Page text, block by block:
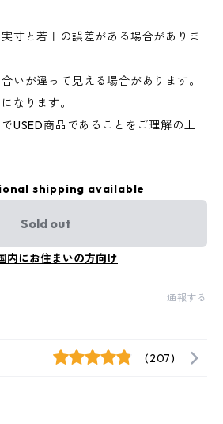
寸と若干の誤差がある場合がありま
いが違って見える場合があります。
なります。
USED商品であることをご理解の上
shipping available
Sold out
内にお住まいの方向け
通報する
(207)